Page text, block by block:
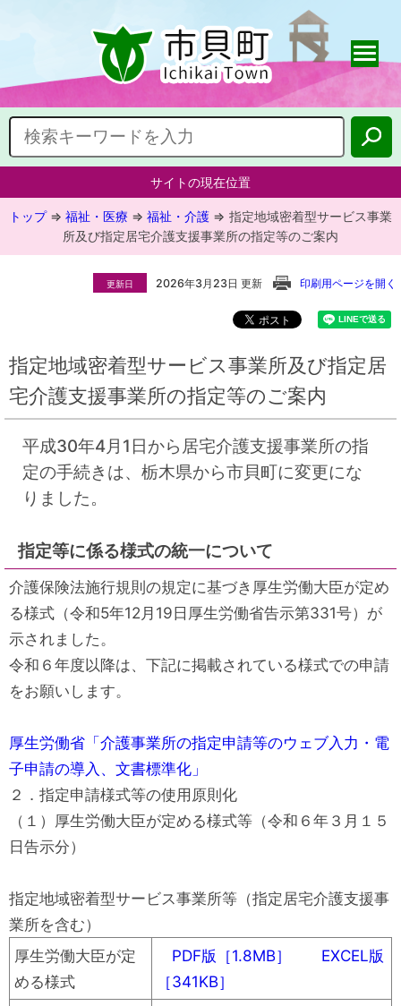
サイトの現在位置
トップ⇒ 福祉・医療 ⇒ 福祉・介護 ⇒ 指定地域密着型サービス事業
所及び指定居宅介護支援事業所の指定等のご案内
更新日 2026年3月23日 更新 印刷用ページを開く
指定地域密着型サービス事業所及び指定居
宅介護支援事業所の指定等のご案内
平成30年4月1日から居宅介護支援事業所の指
定の手続きは、栃木県から市貝町に変更にな
りました。
指定等に係る様式の統一について
介護保険法施行規則の規定に基づき厚生労働大臣が定め
る様式（令和5年12月19日厚生労働省告示第331号）が
示されました。
令和６年度以降は、下記に掲載されている様式での申請
をお願いします。
厚生労働省「介護事業所の指定申請等のウェブ入力・電
子申請の導入、文書標準化」
２．指定申請様式等の使用原則化
（１）厚生労働大臣が定める様式等（令和６年３月１５
日告示分）
指定地域密着型サービス事業所等（指定居宅介護支援事
業所を含む）
厚生労働大臣が定
める様式
PDF版［1.8MB］
EXCEL版
［341KB］